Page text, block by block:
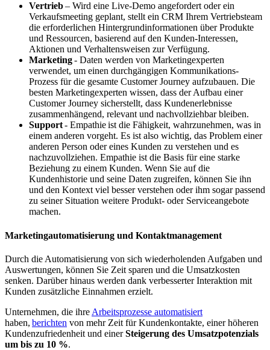
Vertrieb– Wird eine Live-Demo angefordert oder ein
Verkaufsmeeting geplant, stellt ein CRM Ihrem Vertriebsteam
die erforderlichen Hintergrundinformationen über Produkte
und Ressourcen, basierend auf den Kunden-Interessen,
Aktionen und Verhaltensweisen zur Verfügung.
Marketing- Daten werden von Marketingexperten
verwendet, um einen durchgängigen Kommunikations-
Prozess für die gesamte Customer Journey aufzubauen. Die
besten Marketingexperten wissen, dass der Aufbau einer
Customer Journey sicherstellt, dass Kundenerlebnisse
zusammenhängend, relevant und nachvollziehbar bleiben.
Support- Empathie ist die Fähigkeit, wahrzunehmen, was in
einem anderen vorgeht. Es ist also wichtig, das Problem einer
anderen Person oder eines Kunden zu verstehen und es
nachzuvollziehen. Empathie ist die Basis für eine starke
Beziehung zu einem Kunden. Wenn Sie auf die
Kundenhistorie und seine Daten zugreifen, können Sie ihn
und den Kontext viel besser verstehen oder ihm sogar passend
zu seiner Situation weitere Produkt- oder Serviceangebote
machen.
Marketingautomatisierung und Kontaktmanagement
Durch die Automatisierung von sich wiederholenden Aufgaben und
Auswertungen, können Sie Zeit sparen und die Umsatzkosten
senken. Darüber hinaus werden dank verbesserter Interaktion mit
Kunden zusätzliche Einnahmen erzielt.
Unternehmen, die ihre Arbeitsprozesse automatisiert
haben, berichten von mehr Zeit für Kundenkontakte, einer höheren
Kundenzufriedenheit und einerSteigerung des Umsatzpotenzials
um bis zu 10 %.